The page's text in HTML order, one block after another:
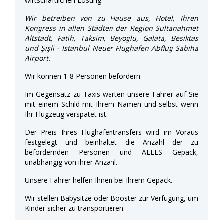
Wir betreiben von zu Hause aus, Hotel, Ihren
Kongress in allen Städten der Region Sultanahmet
Altstadt, Fatih, Taksim, Beyoglu, Galata, Besiktas
und Şişli - Istanbul Neuer Flughafen Abflug Sabiha
Airport.
Wir können 1-8 Personen befördern.
Im Gegensatz zu Taxis warten unsere Fahrer auf Sie
mit einem Schild mit Ihrem Namen und selbst wenn
Ihr Flugzeug verspätet ist.
Der Preis Ihres Flughafentransfers wird im Voraus
festgelegt und beinhaltet die Anzahl der zu
befördernden Personen und ALLES Gepäck,
unabhängig von ihrer Anzahl.
Unsere Fahrer helfen Ihnen bei Ihrem Gepäck.
Wir stellen Babysitze oder Booster zur Verfügung, um
Kinder sicher zu transportieren.